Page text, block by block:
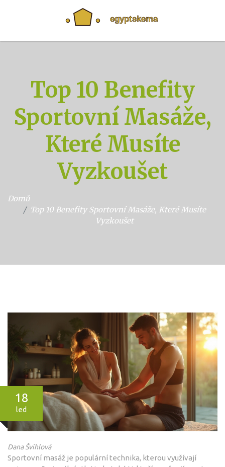
Top 10 Benefity
Sportovní Masáže,
Které Musíte
Vyzkoušet
Domů
Top 10 Benefity Sportovní Masáže, Které Musíte
Vyzkoušet
18
led
Dana Švihlová
Sportovní masáž je populární technika, kterou využívají